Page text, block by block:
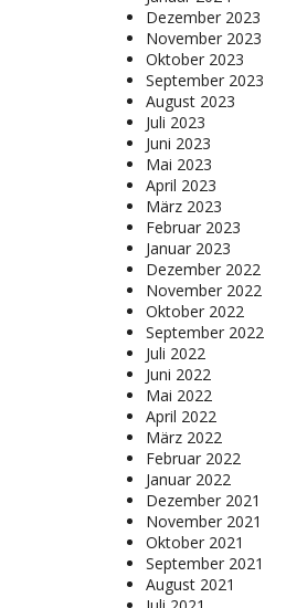
Dezember 2023
November 2023
Oktober 2023
September 2023
August 2023
Juli 2023
Juni 2023
Mai 2023
April 2023
März 2023
Februar 2023
Januar 2023
Dezember 2022
November 2022
Oktober 2022
September 2022
Juli 2022
Juni 2022
Mai 2022
April 2022
März 2022
Februar 2022
Januar 2022
Dezember 2021
November 2021
Oktober 2021
September 2021
August 2021